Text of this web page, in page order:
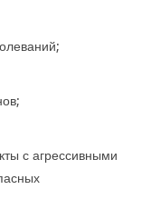
с агрессивными